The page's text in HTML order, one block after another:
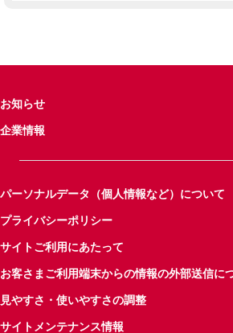
お知らせ
企業情報
パーソナルデータ（個人情報など）について
プライバシーポリシー
サイトご利用にあたって
お客さまご利用端末からの情報の外部送信に
見やすさ・使いやすさの調整
サイトメンテナンス情報